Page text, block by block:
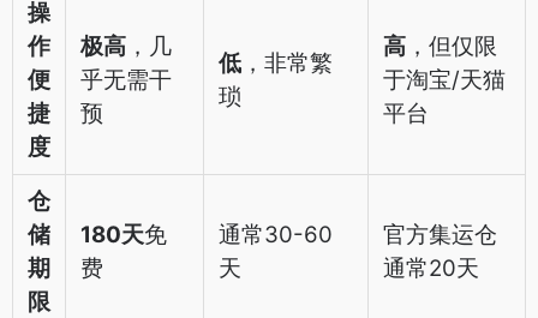
操
作
便
捷
度
极高 ，几
乎无需干
预
低 ，非常繁
琐
高 ，但仅限
于淘宝/天猫
平台
仓
储
期
限
180天免
费
通常30-60
天
官方集运仓
通常20天